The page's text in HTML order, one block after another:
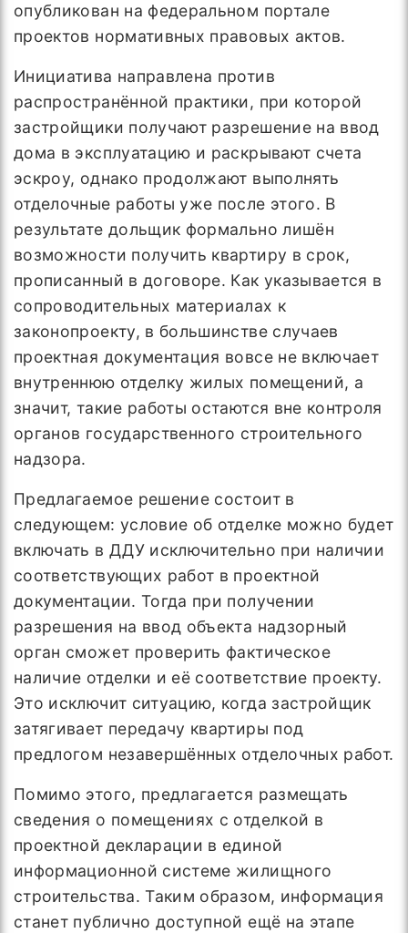
опубликован на федеральном портале
проектов нормативных правовых актов.
Инициатива направлена против
распространённой практики, при которой
застройщики получают разрешение на ввод
дома в эксплуатацию и раскрывают счета
эскроу, однако продолжают выполнять
отделочные работы уже после этого. В
результате дольщик формально лишён
возможности получить квартиру в срок,
прописанный в договоре. Как указывается в
сопроводительных материалах к
законопроекту, в большинстве случаев
проектная документация вовсе не включает
внутреннюю отделку жилых помещений, а
значит, такие работы остаются вне контроля
органов государственного строительного
надзора.
Предлагаемое решение состоит в
следующем: условие об отделке можно будет
включать в ДДУ исключительно при наличии
соответствующих работ в проектной
документации. Тогда при получении
разрешения на ввод объекта надзорный
орган сможет проверить фактическое
наличие отделки и её соответствие проекту.
Это исключит ситуацию, когда застройщик
затягивает передачу квартиры под
предлогом незавершённых отделочных работ.
Помимо этого, предлагается размещать
сведения о помещениях с отделкой в
проектной декларации в единой
информационной системе жилищного
строительства. Таким образом, информация
станет публично доступной ещё на этапе